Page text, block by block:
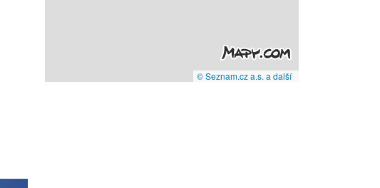
© Seznam.cz a.s. a další